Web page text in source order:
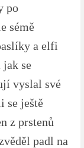
po
sémě
a elfi
se
vyslal své
se ještě
z prstenů
padl na